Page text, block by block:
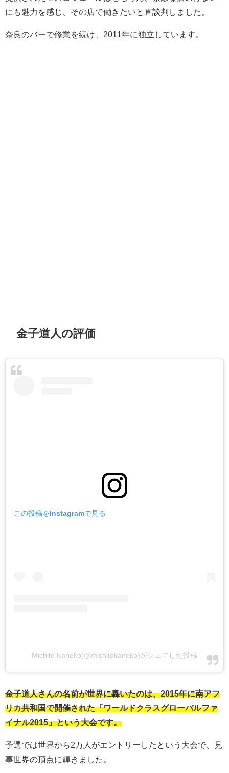
にも魅力を感じ、その店で働きたいと直談判しました。
奈良のバーで修業を続け、2011年に独立しています。
金子道人の評価
この投稿をInstagramで見る
Michito Kaneko(@michitokaneko)がシェアした投稿
金子道人さんの名前が世界に轟いたのは、2015年に南アフ
リカ共和国で開催された「ワールドクラスグローバルファ
イナル2015」という大会です。
予選では世界から2万人がエントリーしたという大会で、見
事世界の頂点に輝きました。